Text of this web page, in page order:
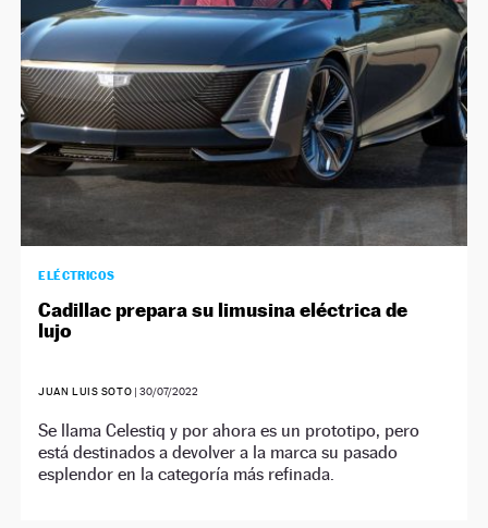
ELÉCTRICOS
Cadillac prepara su limusina eléctrica de
lujo
JUAN LUIS SOTO |30/07/2022
Se llama Celestiq y por ahora es un prototipo, pero
está destinados a devolver a la marca su pasado
esplendor en la categoría más refinada.